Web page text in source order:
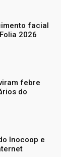
facial
2026
febre
do
Inocoop e